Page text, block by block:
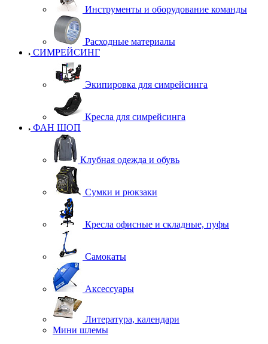
Инструменты и оборудование команды
Расходные материалы
СИМРЕЙСИНГ
Экипировка для симрейсинга
Кресла для симрейсинга
ФАН ШОП
Клубная одежда и обувь
Сумки и рюкзаки
Кресла офисные и складные, пуфы
Самокаты
Аксессуары
Литература, календари
Мини шлемы